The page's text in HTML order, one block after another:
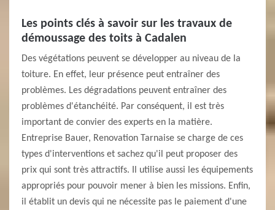
Les points clés à savoir sur les travaux de
démoussage des toits à Cadalen
Des végétations peuvent se développer au niveau de la
toiture. En effet, leur présence peut entraîner des
problèmes. Les dégradations peuvent entraîner des
problèmes d'étanchéité. Par conséquent, il est très
important de convier des experts en la matière.
Entreprise Bauer, Renovation Tarnaise se charge de ces
types d'interventions et sachez qu'il peut proposer des
prix qui sont très attractifs. Il utilise aussi les équipements
appropriés pour pouvoir mener à bien les missions. Enfin,
il établit un devis qui ne nécessite pas le paiement d'une